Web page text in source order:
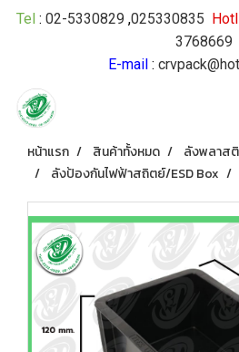
Tel : 02-5330829 ,025330835
3768669
E-mail:
หน้าแรก สินค้าทั้งหมด
ลังพลาส
ลังป้องกันไฟฟ้าสถิตย์/ESD Box